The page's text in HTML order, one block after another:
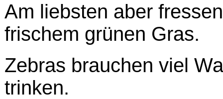
Am liebsten aber
frischem grünen Gras.
Zebras brauchen viel
trinken.